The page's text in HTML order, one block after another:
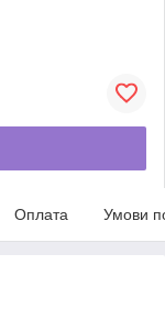
Оплата Умови